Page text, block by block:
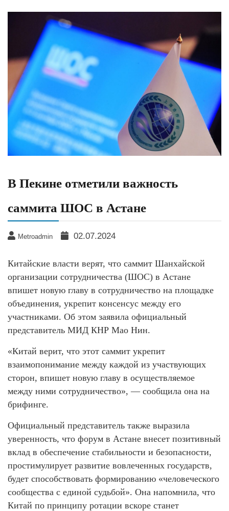
В Пекине отметили важность
саммита ШОС в Астане
Metroadmin 02.07.2024
Китайские власти верят, что саммит Шанхайской
организации сотрудничества (ШОС) в Астане
впишет новую главу в сотрудничество на площадке
объединения, укрепит консенсус между его
участниками. Об этом заявила официальный
представитель МИД КНР Мао Нин.
«Китай верит, что этот саммит укрепит
взаимопонимание между каждой из участвующих
сторон, впишет новую главу в осуществляемое
между ними сотрудничество», — сообщила она на
брифинге.
Официальный представитель также выразила
уверенность, что форум в Астане внесет позитивный
вклад в обеспечение стабильности и безопасности,
простимулирует развитие вовлеченных государств,
будет способствовать формированию «человеческого
сообщества с единой судьбой». Она напомнила, что
Китай по принципу ротации вскоре станет